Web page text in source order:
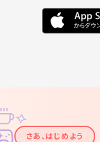
✧
さあ、はじめよう